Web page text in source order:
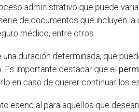
administrativo que puede
de documentos que incluyen
médico, entre otros.
duración determinada, que
Es importante destacar que el
en caso de querer continuar los
esencial para aquellos que